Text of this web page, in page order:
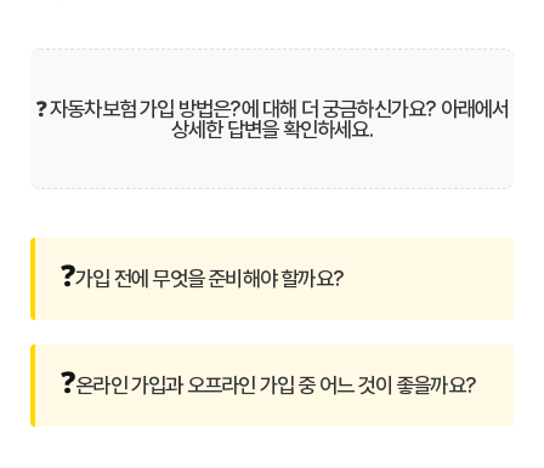
❓ 자동차보험 가입 방법은?에 대해 더 궁금하신가요? 아래에서
상세한 답변을 확인하세요.
❓가입 전에 무엇을 준비해야 할까요?
❓온라인 가입과 오프라인 가입 중 어느 것이 좋을까요?